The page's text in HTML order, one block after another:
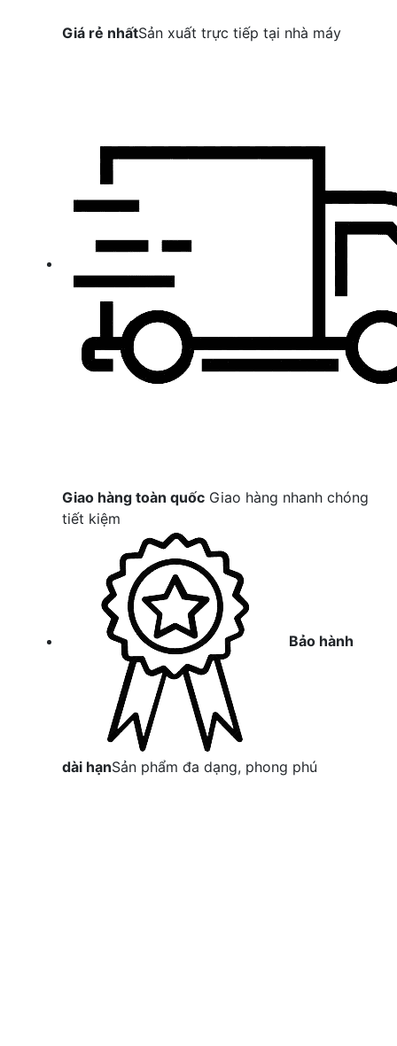
Giá rẻ nhấtSản xuất trực tiếp tại nhà máy
Giao hàng toàn quốc Giao hàng nhanh chóng
tiết kiệm
Bảo hành
dài hạnSản phẩm đa dạng, phong phú